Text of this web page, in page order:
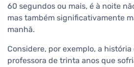
60 segundos ou mais, é à noite
mas também significativamente
manhã.
Considere, por exemplo, a
professora de trinta anos que